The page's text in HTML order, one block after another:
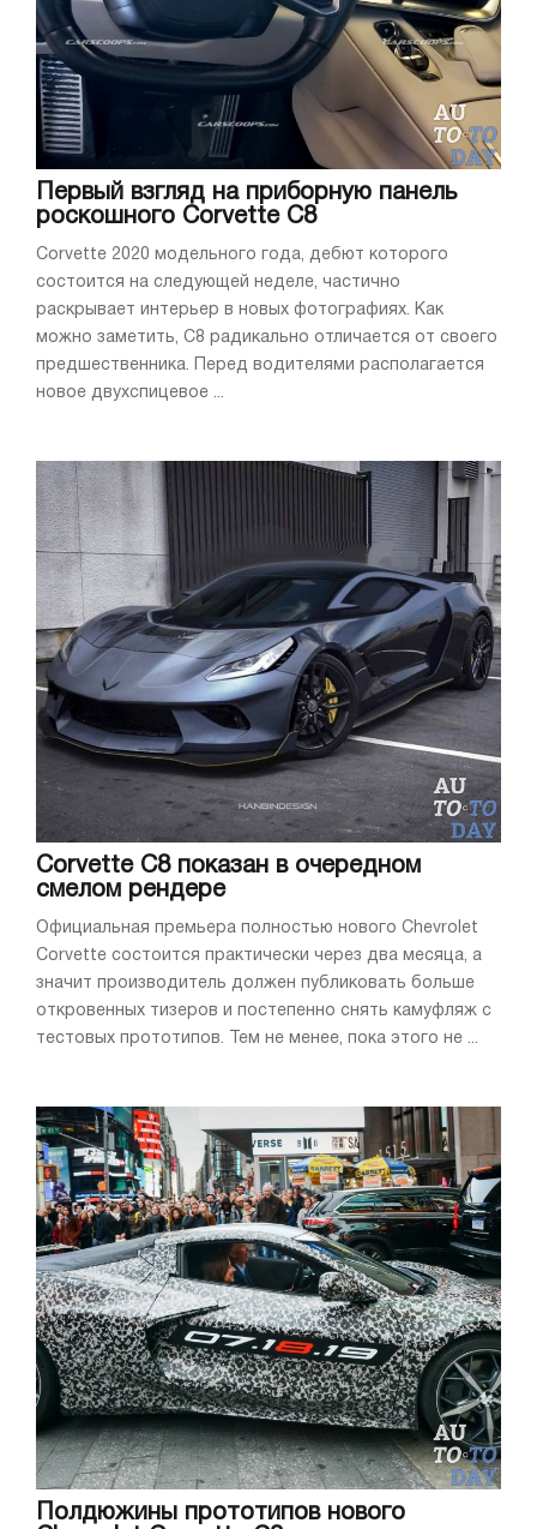
Первый взгляд на приборную панель
роскошного Corvette C8
Corvette 2020 модельного года, дебют которого
состоится на следующей неделе, частично
раскрывает интерьер в новых фотографиях. Как
можно заметить, C8 радикально отличается от своего
предшественника. Перед водителями располагается
новое двухспицевое ...
Corvette C8 показан в очередном
смелом рендере
Официальная премьера полностью нового Chevrolet
Corvette состоится практически через два месяца, а
значит производитель должен публиковать больше
откровенных тизеров и постепенно снять камуфляж с
тестовых прототипов. Тем не менее, пока этого не ...
Полдюжины прототипов нового